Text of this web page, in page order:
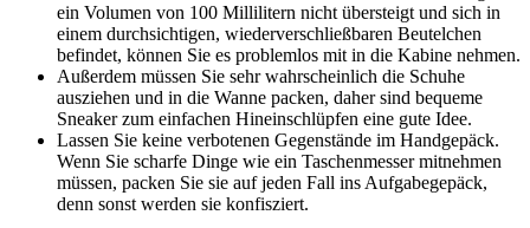
ein Volumen von 100 Millilitern nicht übersteigt und sich in
einem durchsichtigen, wiederverschließbaren Beutelchen
befindet, können Sie es problemlos mit in die Kabine nehmen.
Außerdem müssen Sie sehr wahrscheinlich die Schuhe
ausziehen und in die Wanne packen, daher sind bequeme
Sneaker zum einfachen Hineinschlüpfen eine gute Idee.
Lassen Sie keine verbotenen Gegenstände im Handgepäck.
Wenn Sie scharfe Dinge wie ein Taschenmesser mitnehmen
müssen, packen Sie sie auf jeden Fall ins Aufgabegepäck,
denn sonst werden sie konfisziert.